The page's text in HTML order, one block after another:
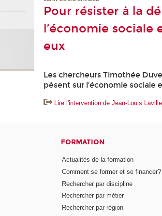
Pour résister à la
l’économie
eux
Les chercheurs Timothée
pèsent sur l’économie
Lire l'intervention de Jean-Louis
FORMATION
Actualités de la formation
Comment se former et se financer?
Rechercher par discipline
Rechercher par métier
Rechercher par région